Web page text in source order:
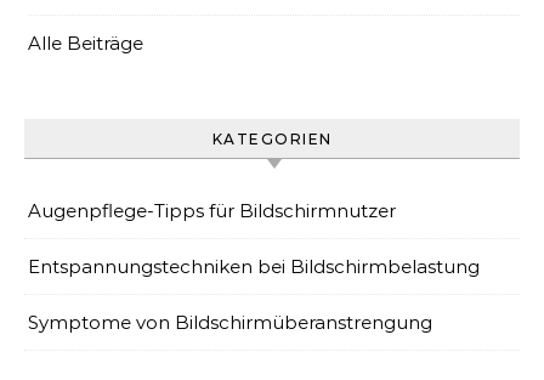
Alle Beiträge
KATEGORIEN
Augenpflege-Tipps für Bildschirmnutzer
Entspannungstechniken bei Bildschirmbelastung
Symptome von Bildschirmüberanstrengung